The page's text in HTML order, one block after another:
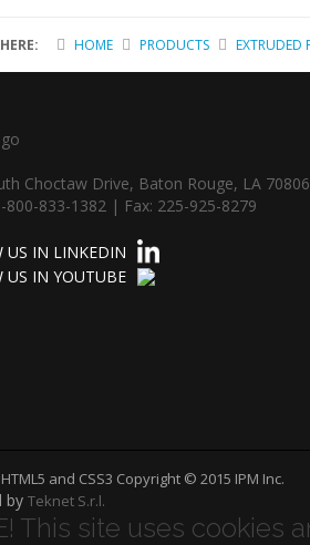
HOME PRODUCTS EXTRUDED
Choctaw Drive, Baton Rouge, LA 70806
800-833-1382 | Fax: 225-925-8279
US IN LINKEDIN
US IN YOUTUBE
and CSS3 Copyright © 2015 IPM Inc.
by Teknet S.r.l.
This site uses cookies